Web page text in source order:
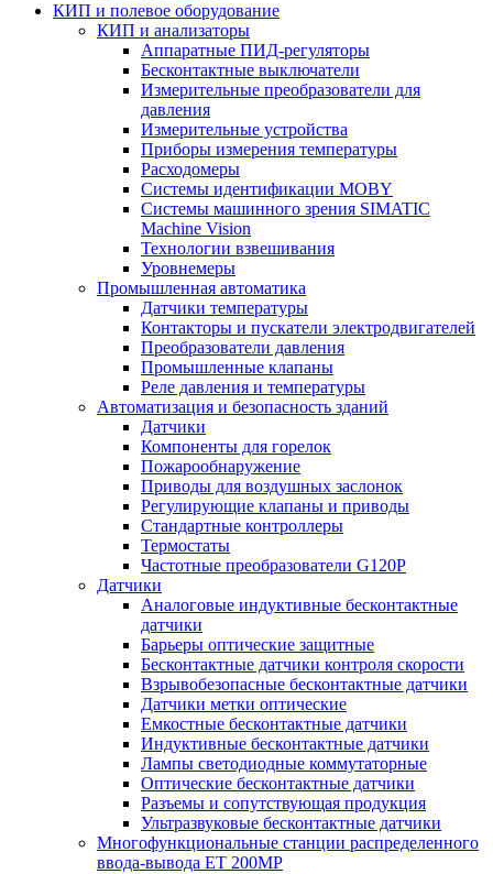
КИП и полевое оборудование
КИП и анализаторы
Аппаратные ПИД-регуляторы
Бесконтактные выключатели
Измерительные преобразователи для
давления
Измерительные устройства
Приборы измерения температуры
Расходомеры
Системы идентификации MOBY
Системы машинного зрения SIMATIC
Machine Vision
Технологии взвешивания
Уровнемеры
Промышленная автоматика
Датчики температуры
Контакторы и пускатели электродвигателей
Преобразователи давления
Промышленные клапаны
Реле давления и температуры
Автоматизация и безопасность зданий
Датчики
Компоненты для горелок
Пожарообнаружение
Приводы для воздушных заслонок
Регулирующие клапаны и приводы
Стандартные контроллеры
Термостаты
Частотные преобразователи G120P
Датчики
Аналоговые индуктивные бесконтактные
датчики
Барьеры оптические защитные
Бесконтактные датчики контроля скорости
Взрывобезопасные бесконтактные датчики
Датчики метки оптические
Емкостные бесконтактные датчики
Индуктивные бесконтактные датчики
Лампы светодиодные коммутаторные
Оптические бесконтактные датчики
Разъемы и сопутствующая продукция
Ультразвуковые бесконтактные датчики
Многофункциональные станции распределенного
ввода-вывода ET 200MP